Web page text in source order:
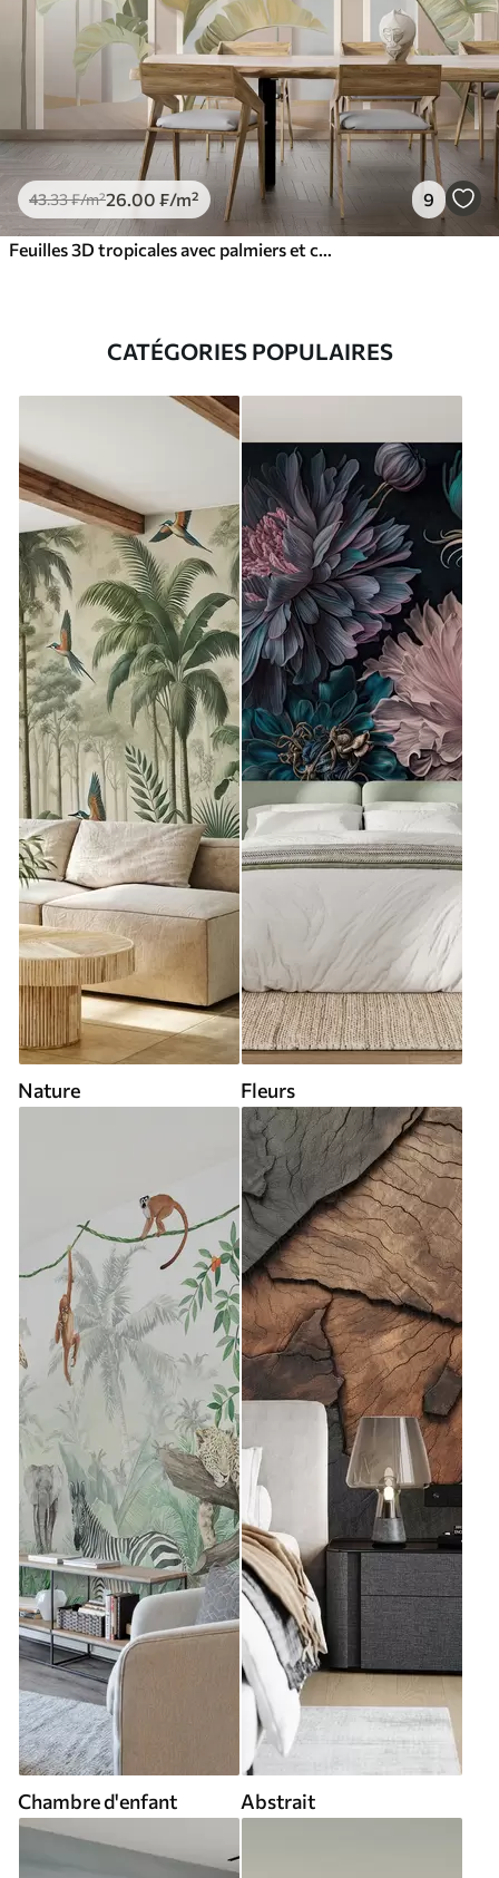
43.33₣/m²26 .00 ₣/m² 9
CATÉGORIES POPULAIRES
Nature Fleurs
Chambre d'enfant Abstrait